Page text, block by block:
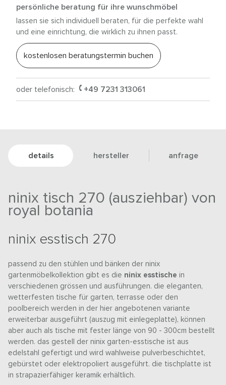
persönliche beratung für ihre wunschmöbel
lassen sie sich individuell beraten, für die perfekte wahl
und eine einrichtung, die wirklich zu ihnen passt.
kostenlosen beratungstermin buchen
oder telefonisch: +49 7231 313061
details hersteller anfrage
ninix tisch 270 (ausziehbar) von
royal botania
ninix esstisch 270
passend zu den stühlen und bänken der ninix
gartenmöbelkollektion gibt es die ninix esstischein
verschiedenen grössen und ausführungen. die eleganten,
wetterfesten tische für garten, terrasse oder den
poolbereich werden in der hier angebotenen variante
erweiterbar ausgeführt (auszug mit einlegeplatte), können
aber auch als tische mit fester länge von 90 - 300cm bestellt
werden. das gestell der ninix garten-esstische ist aus
edelstahl gefertigt und wird wahlweise pulverbeschichtet,
gebürstet oder elektropoliert ausgeführt. die tischplatte ist
in strapazierfähiger keramik erhältlich.